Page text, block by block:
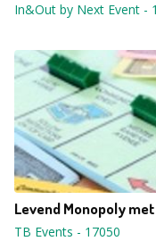
In&Out by Next Event -
Levend Monopoly
TB Events - 17050